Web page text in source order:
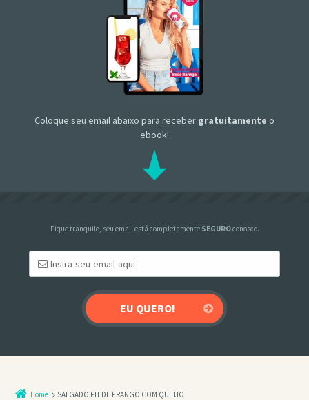
Coloque seu email abaixo para receber gratuitamente o
ebook!
Fique tranquilo, seu email está completamente SEGUROconosco.
Home SALGADO FIT DE FRANGO COM QUEIJO